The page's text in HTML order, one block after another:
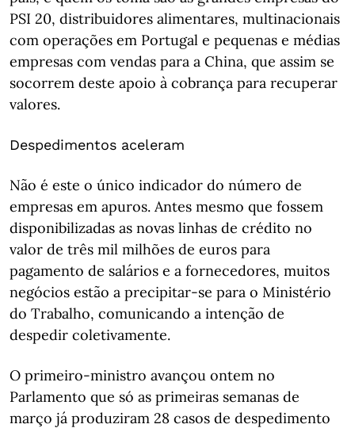
PSI 20, distribuidores alimentares, multinacionais
com operações em Portugal e pequenas e médias
empresas com vendas para a China, que assim se
socorrem deste apoio à cobrança para recuperar
valores.
Despedimentos aceleram
Não é este o único indicador do número de
empresas em apuros. Antes mesmo que fossem
disponibilizadas as novas linhas de crédito no
valor de três mil milhões de euros para
pagamento de salários e a fornecedores, muitos
negócios estão a precipitar-se para o Ministério
do Trabalho, comunicando a intenção de
despedir coletivamente.
O primeiro-ministro avançou ontem no
Parlamento que só as primeiras semanas de
março já produziram 28 casos de despedimento